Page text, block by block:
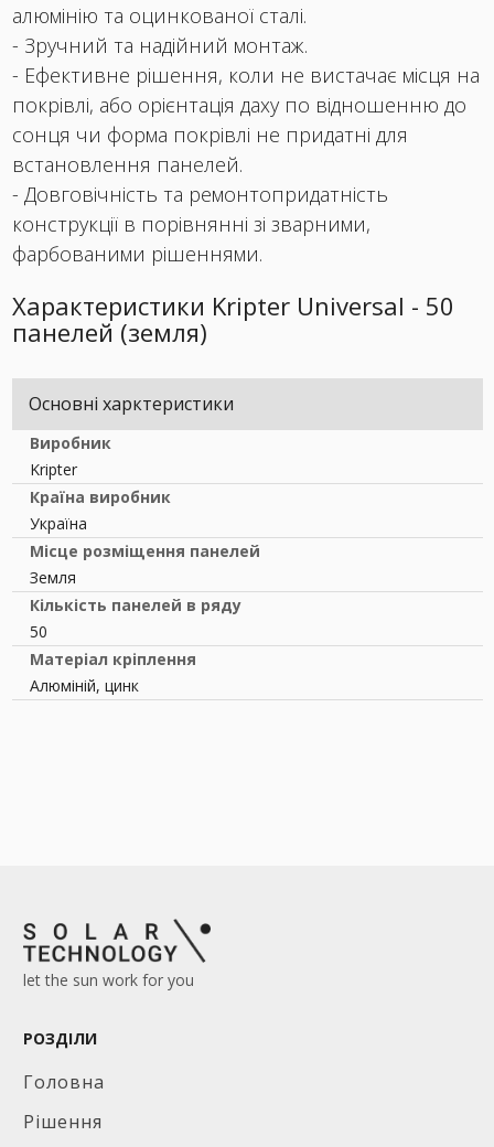
алюмінію та оцинкованої сталі.
- Зручний та надійний монтаж.
- Ефективне рішення, коли не вистачає місця на
покрівлі, або орієнтація даху по відношенню до
сонця чи форма покрівлі не придатні для
встановлення панелей.
- Довговічність та ремонтопридатність
конструкції в порівнянні зі зварними,
фарбованими рішеннями.
Характеристики Kripter Universal - 50
панелей (земля)
Основні харктеристики
Виробник
Kripter
Країна виробник
Україна
Місце розміщення панелей
Земля
Кількість панелей в ряду
50
Матеріал кріплення
Алюміній, цинк
let the sun work for you
РОЗДІЛИ
Головна
Рішення